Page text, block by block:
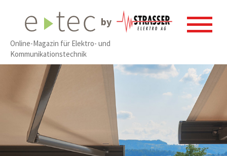
by
Online-Magazin für Elektro- und
Kommunikationstechnik